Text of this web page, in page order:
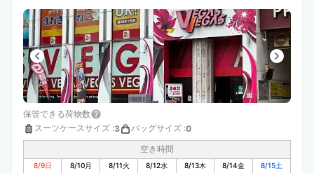
保管できる荷物数
スーツケースサイズ :3 バッグサイズ :0
空き時間
8/9日 8/10月 8/11火 8/12水 8/13木 8/14金 8/15土